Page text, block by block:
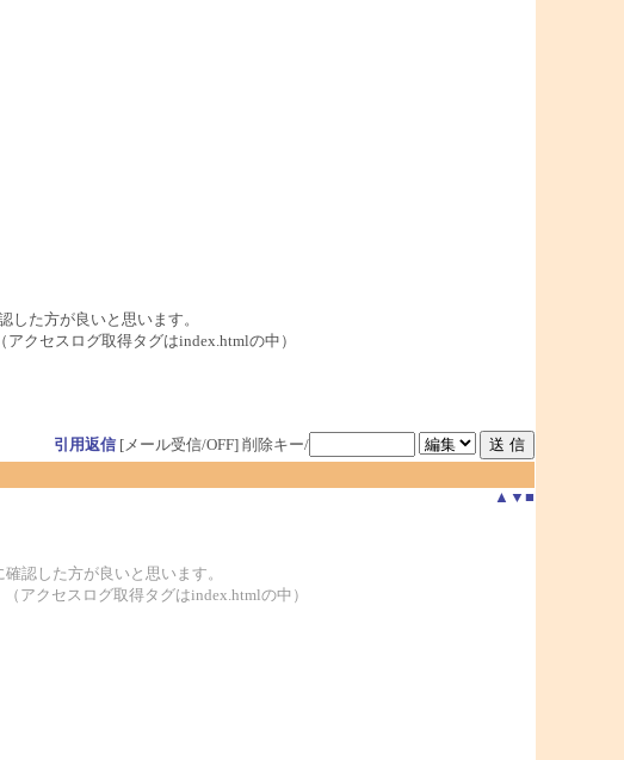
した方が良いと思います。
クセスログ取得タグはindex.htmlの中）
引用返信[メール受信/OFF] 削除キー/
▲ ▼ ■
認した方が良いと思います。
アクセスログ取得タグはindex.htmlの中）